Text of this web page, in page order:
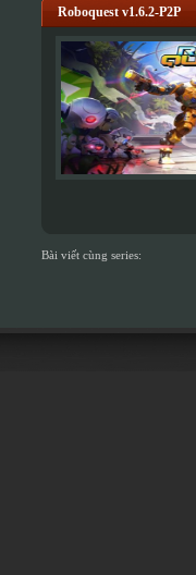
Roboquest v1.6.2-P2P
Bài viết cùng series: